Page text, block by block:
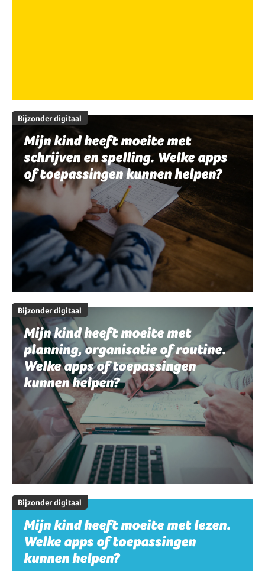
Bijzonder digitaal
Mijn kind heeft moeite met
schrijven en spelling. Welke apps
of toepassingen kunnen helpen?
Bijzonder digitaal
Mijn kind heeft moeite met
planning, organisatie of routine.
Welke apps of toepassingen
kunnen helpen?
Bijzonder digitaal
Mijn kind heeft moeite met lezen.
Welke apps of toepassingen
kunnen helpen?